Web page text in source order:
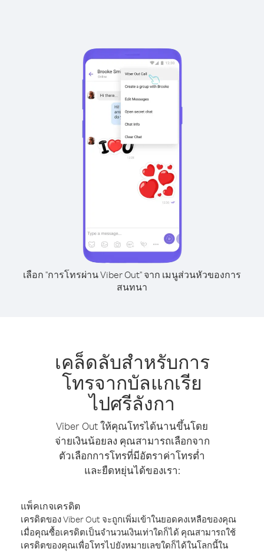
เลือก "การโทรผ่าน Viber Out" จาก เมนูส่วนหัวของการ
สนทนา
เคล็ดลับสำหรับการ
โทรจากบัลแกเรีย
ไปศรีลังกา
Viber Out ให้คุณโทรได้นานขึ้นโดย
จ่ายเงินน้อยลง คุณสามารถเลือกจาก
ตัวเลือกการโทรที่มีอัตราค่าโทรต่ำ
และยืดหยุ่นได้ของเรา:
แพ็คเกจเครดิต
เครดิตของ Viber Out จะถูกเพิ่มเข้าในยอดคงเหลือของคุณ
เมื่อคุณซื้อเครดิตเป็นจำนวนเงินเท่าใดก็ได้ คุณสามารถใช้
เครดิตของคุณเพื่อโทรไปยังหมายเลขใดก็ได้ในโลกนี้ใน